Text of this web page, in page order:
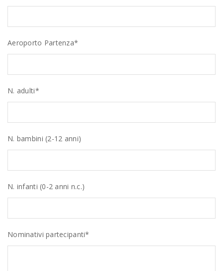
Aeroporto Partenza*
N. adulti*
N. bambini (2-12 anni)
N. infanti (0-2 anni n.c.)
Nominativi partecipanti*